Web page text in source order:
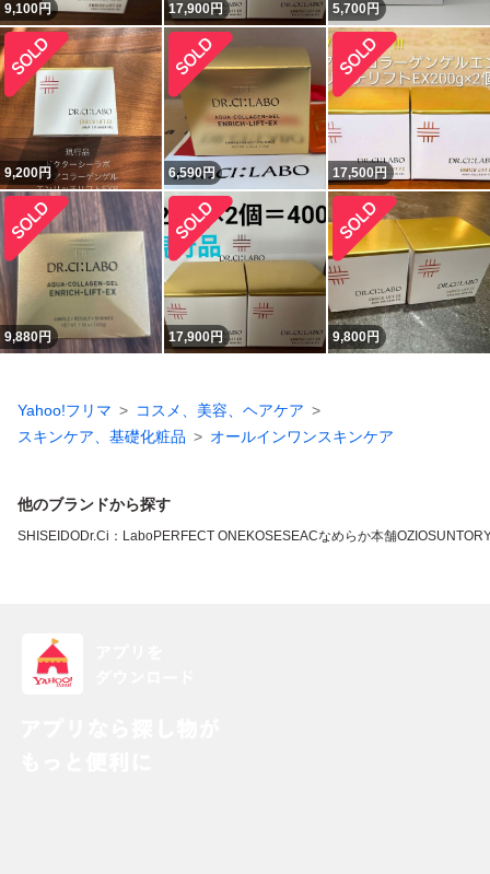
9,100円 17,900円 5,700円
9,200円 6,590円 17,500円
9,880円 17,900円 9,800円
Yahoo!フリマ
コスメ、美容、ヘアケア
スキンケア、基礎化粧品
オールインワンスキンケア
他のブランドから探す
SHISEIDODr.Ci：LaboPERFECT ONEKOSESEACなめらか本舗OZIO